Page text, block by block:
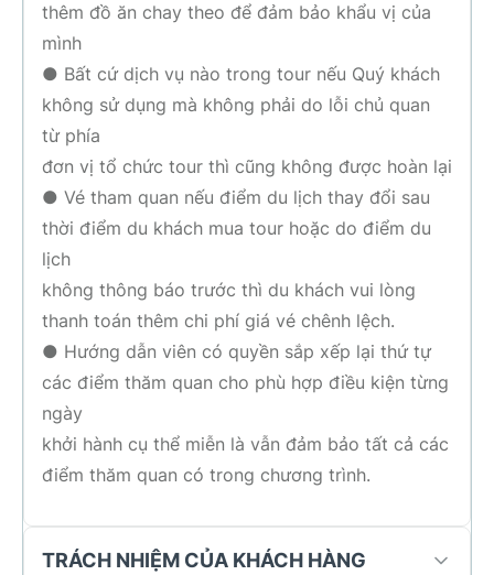
thêm đồ ăn chay theo để đảm bảo khẩu vị của
mình
● Bất cứ dịch vụ nào trong tour nếu Quý khách
không sử dụng mà không phải do lỗi chủ quan
từ phía
đơn vị tổ chức tour thì cũng không được hoàn lại
● Vé tham quan nếu điểm du lịch thay đổi sau
thời điểm du khách mua tour hoặc do điểm du
lịch
không thông báo trước thì du khách vui lòng
thanh toán thêm chi phí giá vé chênh lệch.
● Hướng dẫn viên có quyền sắp xếp lại thứ tự
các điểm thăm quan cho phù hợp điều kiện từng
ngày
khởi hành cụ thể miễn là vẫn đảm bảo tất cả các
điểm thăm quan có trong chương trình.
TRÁCH NHIỆM CỦA KHÁCH HÀNG